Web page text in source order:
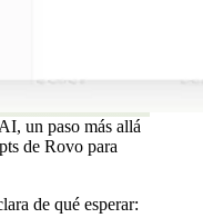
un paso más allá
de Rovo para
de qué esperar: